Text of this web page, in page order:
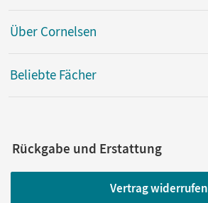
Über Cornelsen
Beliebte Fächer
Rückgabe und Erstattung
Vertrag widerrufen